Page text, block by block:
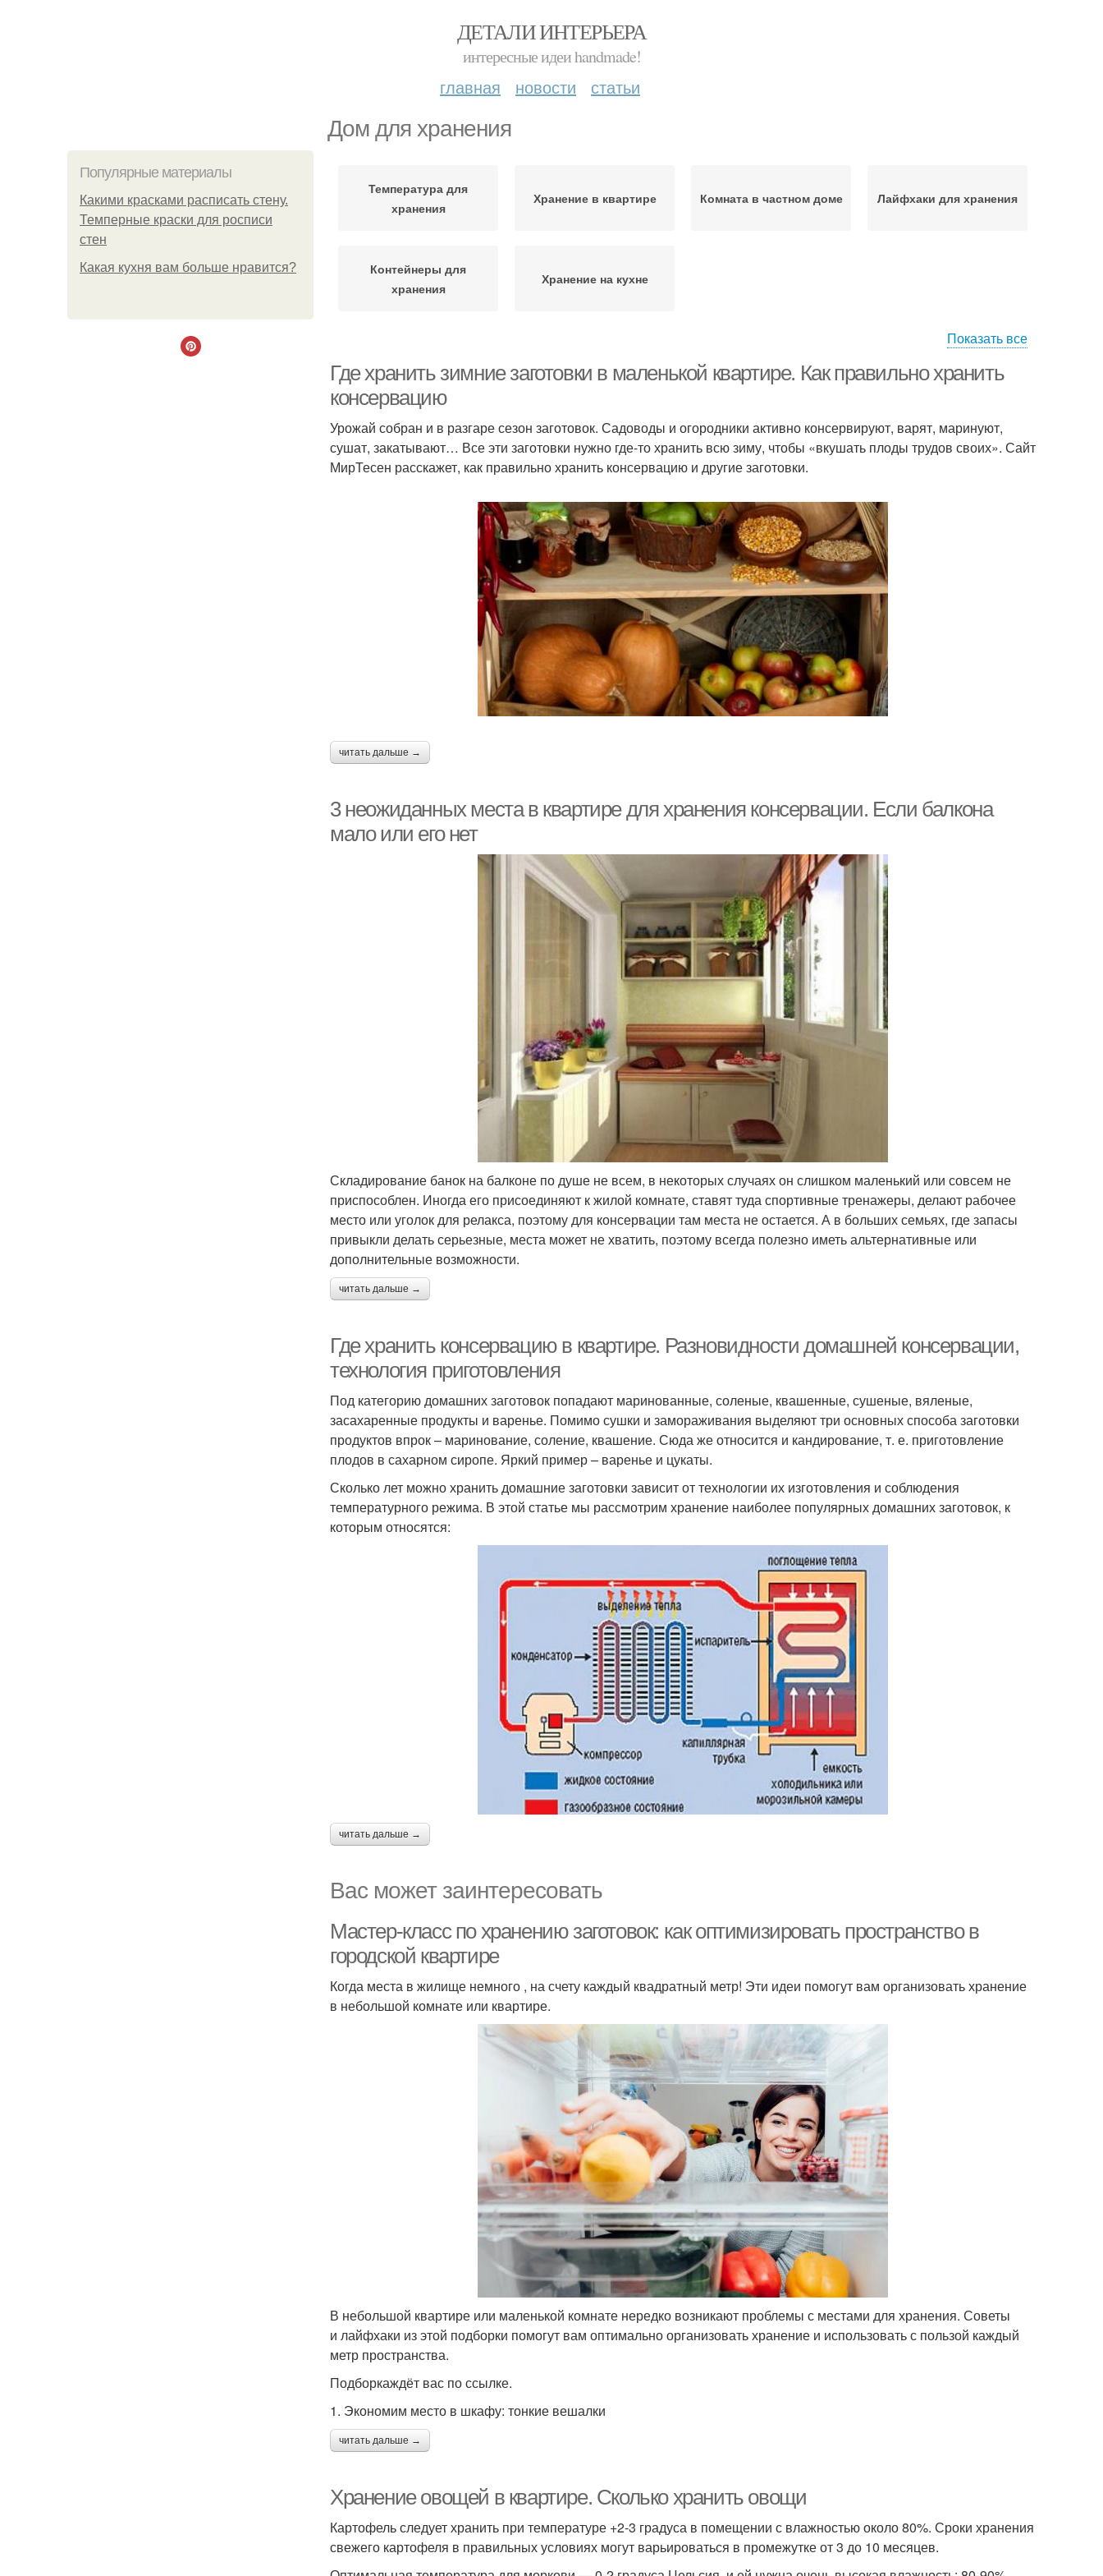
ДЕТАЛИ ИНТЕРЬЕРА
интересные идеи handmade!
главная новости статьи
Дом для хранения
Популярные материалы
Какими красками расписать стену.
Темперные краски для росписи
стен
Какая кухня вам больше нравится?
Температура для
хранения
Хранение в квартире Комната в частном доме Лайфхаки для хранения
Контейнеры для
хранения
Хранение на кухне
Показать все
Где хранить зимние заготовки в маленькой квартире. Как правильно хранить
консервацию
Урожай собран и в разгаре сезон заготовок. Садоводы и огородники активно консервируют, варят, маринуют,
сушат, закатывают… Все эти заготовки нужно где-то хранить всю зиму, чтобы «вкушать плоды трудов своих». Сайт
МирТесен расскажет, как правильно хранить консервацию и другие заготовки.
читать дальше →
3 неожиданных места в квартире для хранения консервации. Если балкона
мало или его нет
Складирование банок на балконе по душе не всем, в некоторых случаях он слишком маленький или совсем не
приспособлен. Иногда его присоединяют к жилой комнате, ставят туда спортивные тренажеры, делают рабочее
место или уголок для релакса, поэтому для консервации там места не остается. А в больших семьях, где запасы
привыкли делать серьезные, места может не хватить, поэтому всегда полезно иметь альтернативные или
дополнительные возможности.
читать дальше →
Где хранить консервацию в квартире. Разновидности домашней консервации,
технология приготовления
Под категорию домашних заготовок попадают маринованные, соленые, квашенные, сушеные, вяленые,
засахаренные продукты и варенье. Помимо сушки и замораживания выделяют три основных способа заготовки
продуктов впрок – маринование, соление, квашение. Сюда же относится и кандирование, т. е. приготовление
плодов в сахарном сиропе. Яркий пример – варенье и цукаты.
Сколько лет можно хранить домашние заготовки зависит от технологии их изготовления и соблюдения
температурного режима. В этой статье мы рассмотрим хранение наиболее популярных домашних заготовок, к
которым относятся:
читать дальше →
Вас может заинтересовать
Мастер-класс по хранению заготовок: как оптимизировать пространство в
городской квартире
Когда места в жилище немного , на счету каждый квадратный метр! Эти идеи помогут вам организовать хранение
в небольшой комнате или квартире.
В небольшой квартире или маленькой комнате нередко возникают проблемы с местами для хранения. Советы
и лайфхаки из этой подборки помогут вам оптимально организовать хранение и использовать с пользой каждый
метр пространства.
Подборкаждёт вас по ссылке.
1. Экономим место в шкафу: тонкие вешалки
читать дальше →
Хранение овощей в квартире. Сколько хранить овощи
Картофель следует хранить при температуре +2-3 градуса в помещении с влажностью около 80%. Сроки хранения
свежего картофеля в правильных условиях могут варьироваться в промежутке от 3 до 10 месяцев.